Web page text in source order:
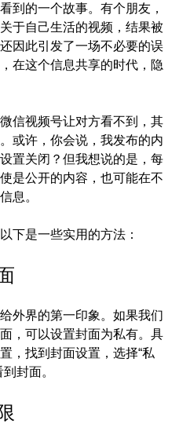
到的一个故事。有个朋友，
于自己生活的视频，结果被
因此引发了一场不必要的误
在这个信息共享的时代，隐
信视频号让对方看不到，其
或许，你会说，我发布的内
置关闭？但我想说的是，每
是公开的内容，也可能在不
息。
下是一些实用的方法：
外界的第一印象。如果我们
，可以设置封面为私有。具
，找到封面设置，选择“私
封面。